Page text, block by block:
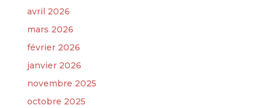
avril 2026
mars 2026
février 2026
janvier 2026
novembre 2025
octobre 2025